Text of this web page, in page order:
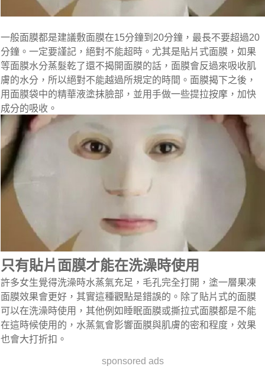
一般面膜都是建議敷面膜在15分鐘到20分鐘，最長不要超過20
分鐘。一定要謹記，絕對不能超時。尤其是貼片式面膜，如果
等面膜水分蒸髮乾了還不揭開面膜的話，面膜會反過來吸收肌
膚的水分，所以絕對不能越過所規定的時間。面膜揭下之後，
用面膜袋中的精華液塗抹臉部，並用手做一些提拉按摩，加快
成分的吸收。
只有貼片面膜才能在洗澡時使用
許多女生覺得洗澡時水蒸氣充足，毛孔完全打開，塗一層果凍
面膜效果會更好，其實這種觀點是錯誤的。除了貼片式的面膜
可以在洗澡時使用，其他例如睡眠面膜或撕拉式面膜都是不能
在這時候使用的，水蒸氣會影響面膜與肌膚的密和程度，效果
也會大打折扣。
sponsored ads